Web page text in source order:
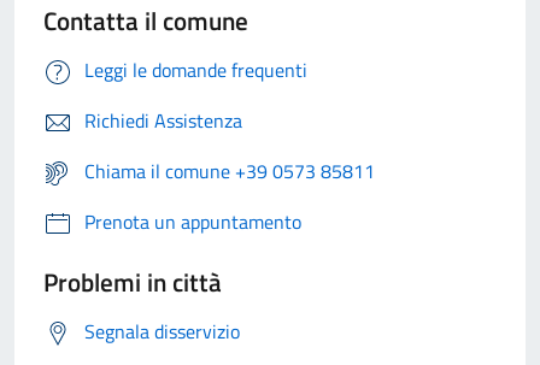
Contatta il comune
Leggi le domande frequenti
Richiedi Assistenza
Chiama il comune +39 0573 85811
Prenota un appuntamento
Problemi in città
Segnala disservizio